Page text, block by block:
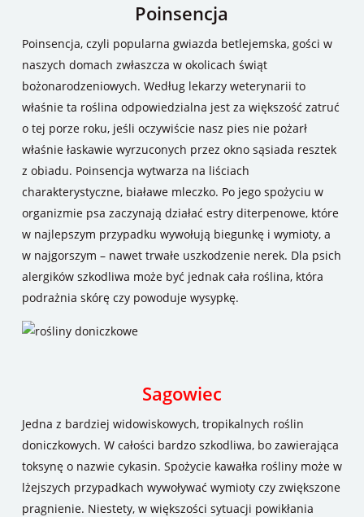
Poinsencja
Poinsencja, czyli popularna gwiazda betlejemska, gości w
naszych domach zwłaszcza w okolicach świąt
bożonarodzeniowych. Według lekarzy weterynarii to
właśnie ta roślina odpowiedzialna jest za większość zatruć
o tej porze roku, jeśli oczywiście nasz pies nie pożarł
właśnie łaskawie wyrzuconych przez okno sąsiada resztek
z obiadu. Poinsencja wytwarza na liściach
charakterystyczne, białawe mleczko. Po jego spożyciu w
organizmie psa zaczynają działać estry diterpenowe, które
w najlepszym przypadku wywołują biegunkę i wymioty, a
w najgorszym – nawet trwałe uszkodzenie nerek. Dla psich
alergików szkodliwa może być jednak cała roślina, która
podrażnia skórę czy powoduje wysypkę.
Sagowiec
Jedna z bardziej widowiskowych, tropikalnych roślin
doniczkowych. W całości bardzo szkodliwa, bo zawierająca
toksynę o nazwie cykasin. Spożycie kawałka rośliny może w
lżejszych przypadkach wywoływać wymioty czy zwiększone
pragnienie. Niestety, w większości sytuacji powikłania